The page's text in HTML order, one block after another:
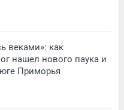
веками»: как
нашел нового паука и
Приморья